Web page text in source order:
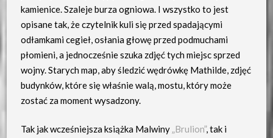
kamienice. Szaleje burza ogniowa. I wszystko to jest
opisane tak, że czytelnik kuli się przed spadającymi
odłamkami cegieł, osłania głowę przed podmuchami
płomieni, a jednocześnie szuka zdjęć tych miejsc sprzed
wojny. Starych map, aby śledzić wędrówkę Mathilde, zdjęć
budynków, które się właśnie walą, mostu, który może
zostać za moment wysadzony.
Tak jak wcześniejsza książka Malwiny „Brulion”, tak i